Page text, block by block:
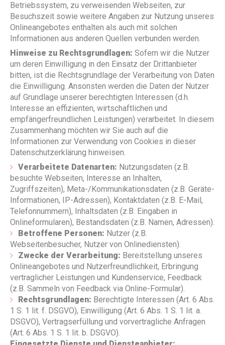
Betriebssystem, zu verweisenden Webseiten, zur
Besuchszeit sowie weitere Angaben zur Nutzung unseres
Onlineangebotes enthalten als auch mit solchen
Informationen aus anderen Quellen verbunden werden.
Hinweise zu Rechtsgrundlagen: Sofern wir die Nutzer
um deren Einwilligung in den Einsatz der Drittanbieter
bitten, ist die Rechtsgrundlage der Verarbeitung von Daten
die Einwilligung. Ansonsten werden die Daten der Nutzer
auf Grundlage unserer berechtigten Interessen (d.h.
Interesse an effizienten, wirtschaftlichen und
empfängerfreundlichen Leistungen) verarbeitet. In diesem
Zusammenhang möchten wir Sie auch auf die
Informationen zur Verwendung von Cookies in dieser
Datenschutzerklärung hinweisen.
Verarbeitete Datenarten: Nutzungsdaten (z.B.
besuchte Webseiten, Interesse an Inhalten,
Zugriffszeiten), Meta-/Kommunikationsdaten (z.B. Geräte-
Informationen, IP-Adressen), Kontaktdaten (z.B. E-Mail,
Telefonnummern), Inhaltsdaten (z.B. Eingaben in
Onlineformularen), Bestandsdaten (z.B. Namen, Adressen).
Betroffene Personen: Nutzer (z.B.
Webseitenbesucher, Nutzer von Onlinediensten).
Zwecke der Verarbeitung: Bereitstellung unseres
Onlineangebotes und Nutzerfreundlichkeit, Erbringung
vertraglicher Leistungen und Kundenservice, Feedback
(z.B. Sammeln von Feedback via Online-Formular).
Rechtsgrundlagen: Berechtigte Interessen (Art. 6 Abs.
1 S. 1 lit. f. DSGVO), Einwilligung (Art. 6 Abs. 1 S. 1 lit. a.
DSGVO), Vertragserfüllung und vorvertragliche Anfragen
(Art. 6 Abs. 1 S. 1 lit. b. DSGVO).